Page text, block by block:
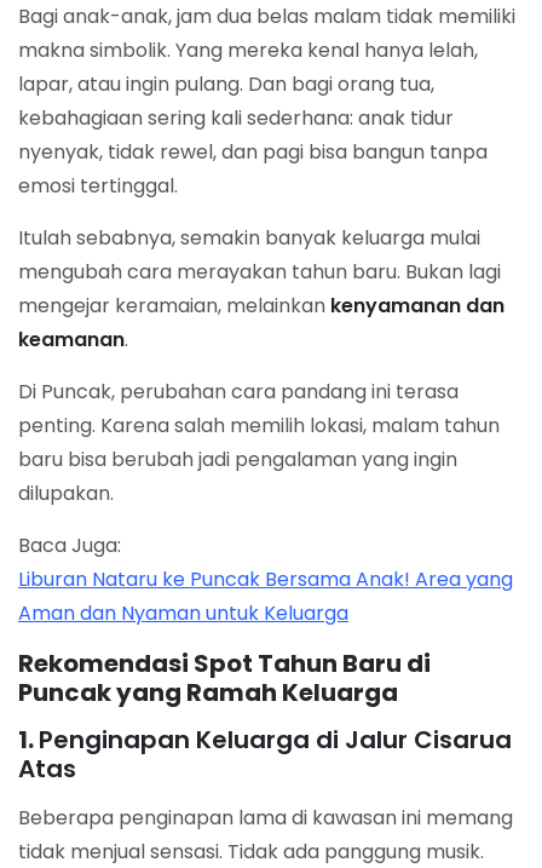
Bagi anak-anak, jam dua belas malam tidak memiliki
makna simbolik. Yang mereka kenal hanya lelah,
lapar, atau ingin pulang. Dan bagi orang tua,
kebahagiaan sering kali sederhana: anak tidur
nyenyak, tidak rewel, dan pagi bisa bangun tanpa
emosi tertinggal.
Itulah sebabnya, semakin banyak keluarga mulai
mengubah cara merayakan tahun baru. Bukan lagi
mengejar keramaian, melainkan kenyamanan dan
keamanan.
Di Puncak, perubahan cara pandang ini terasa
penting. Karena salah memilih lokasi, malam tahun
baru bisa berubah jadi pengalaman yang ingin
dilupakan.
Baca Juga:
Liburan Nataru ke Puncak Bersama Anak! Area yang
Aman dan Nyaman untuk Keluarga
Rekomendasi Spot Tahun Baru di
Puncak yang Ramah Keluarga
1.Penginapan Keluarga di Jalur Cisarua
Atas
Beberapa penginapan lama di kawasan ini memang
tidak menjual sensasi. Tidak ada panggung musik.